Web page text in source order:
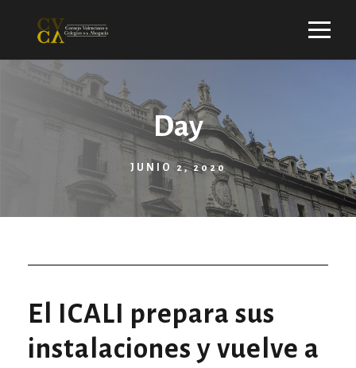
Day
JUNIO 2, 2020
El ICALI prepara sus
instalaciones y vuelve a